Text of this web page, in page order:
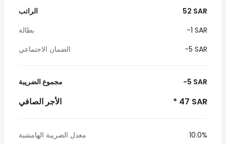
الراتب
52 SAR
بطالة
-1 SAR
الضمان الاجتماعي
-5 SAR
مجموع الضريبة -5 SAR
الأجر الصافي * 47 SAR
معدل الضريبة الهامشية
10.0%